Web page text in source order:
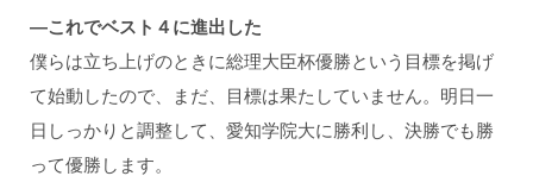
―これでベスト４に進出した
僕らは立ち上げのときに総理大臣杯優勝という目標を掲げ
て始動したので、まだ、目標は果たしていません。明日一
日しっかりと調整して、愛知学院大に勝利し、決勝でも勝
って優勝します。